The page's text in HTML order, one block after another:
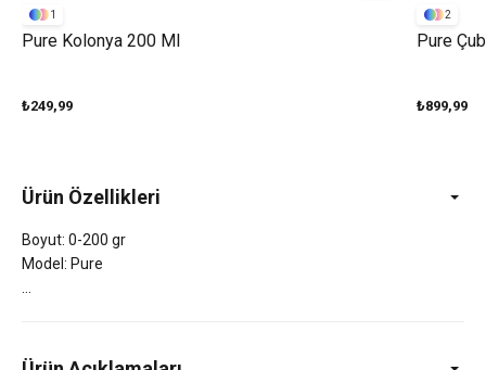
Pure Kolonya 200 Ml
₺249,99
1
Pure
₺899,99
2
Ürün Özellikleri
Boyut: 0-200 gr
Model: Pure